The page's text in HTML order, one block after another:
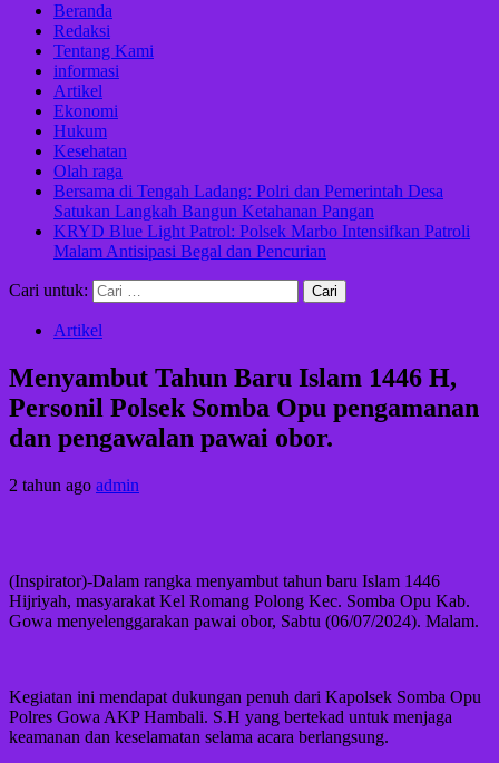
Beranda
Redaksi
Tentang Kami
informasi
Artikel
Ekonomi
Hukum
Kesehatan
Olah raga
Bersama di Tengah Ladang: Polri dan Pemerintah Desa
Satukan Langkah Bangun Ketahanan Pangan
KRYD Blue Light Patrol: Polsek Marbo Intensifkan Patroli
Malam Antisipasi Begal dan Pencurian
Cari untuk:
Artikel
Menyambut Tahun Baru Islam 1446 H,
Personil Polsek Somba Opu pengamanan
dan pengawalan pawai obor.
2 tahun ago admin
(Inspirator)-Dalam rangka menyambut tahun baru Islam 1446
Hijriyah, masyarakat Kel Romang Polong Kec. Somba Opu Kab.
Gowa menyelenggarakan pawai obor, Sabtu (06/07/2024). Malam.
Kegiatan ini mendapat dukungan penuh dari Kapolsek Somba Opu
Polres Gowa AKP Hambali. S.H yang bertekad untuk menjaga
keamanan dan keselamatan selama acara berlangsung.